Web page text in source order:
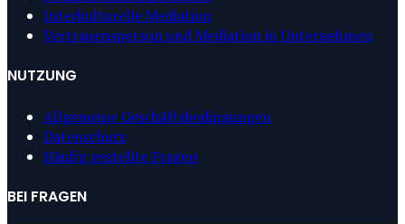
Interkulturelle Mediation
Vertrauensperson und Mediation in Unternehmen
NUTZUNG
Allgemeine Geschäftsbedingungen
Datenschutz
Häufig gestellte Fragen
BEI FRAGEN